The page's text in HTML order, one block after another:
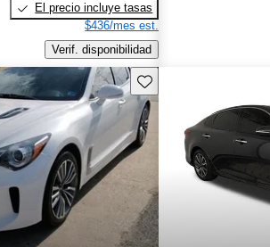
El precio incluye tasas
$436/mes est.
Verif. disponibilidad
Guarda este Aviso